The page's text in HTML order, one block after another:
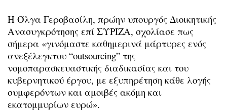
Η Όλγα Γεροβασίλη, πρώην υπουργός Διοικητικής
Ανασυγκρότησης επί ΣΥΡΙΖΑ, σχολίασε πως
σήμερα «γινόμαστε καθημερινά μάρτυρες ενός
ανεξέλεγκτου “outsourcing” της
νομοπαρασκευαστικής διαδικασίας και του
κυβερνητικού έργου, με εξυπηρέτηση κάθε λογής
συμφερόντων και αμοιβές ακόμη και
εκατομμυρίων ευρώ».